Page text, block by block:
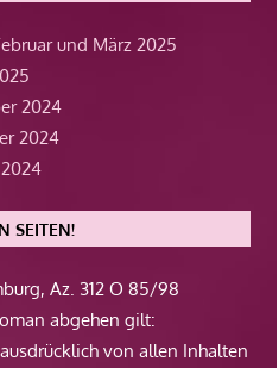
und März 2025
2024
2024
SEITEN!
Az. 312 O 85/98
abgehen gilt:
von allen Inhalten